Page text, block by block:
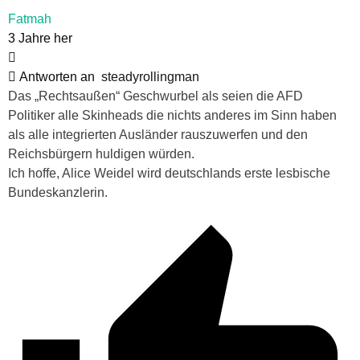
Fatmah
3 Jahre her
Antworten an steadyrollingman
Das „Rechtsaußen“ Geschwurbel als seien die AFD
Politiker alle Skinheads die nichts anderes im Sinn haben
als alle integrierten Ausländer rauszuwerfen und den
Reichsbürgern huldigen würden.
Ich hoffe, Alice Weidel wird deutschlands erste lesbische
Bundeskanzlerin.